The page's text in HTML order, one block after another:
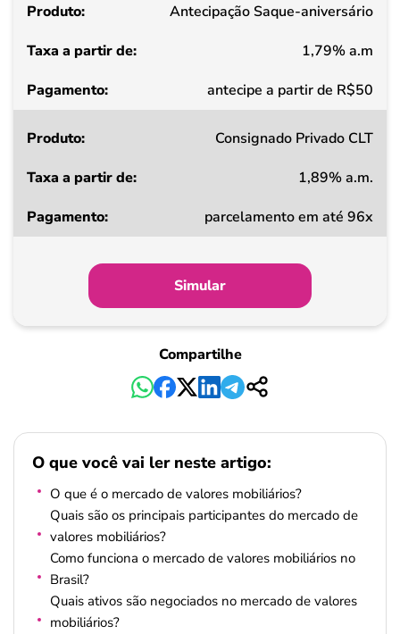
de
Pagamento
Antecipação Saque-aniversário
1,79% a.m
antecipe a partir de R$50
Consignado Privado CLT
1,89% a.m.
parcelamento em até 96x
Simular
Compartilhe
O que você vai ler neste artigo:
O que é o mercado de valores mobiliários?
Quais são os principais participantes do mercado de
valores mobiliários?
Como funciona o mercado de valores mobiliários no
Brasil?
Quais ativos são negociados no mercado de valores
mobiliários?